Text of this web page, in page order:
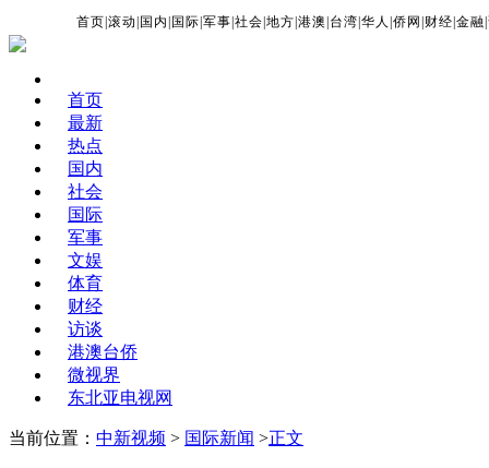
首页 |滚动 国内 国际 |军事 |社会 |地方 |港澳 台湾 |华人 |侨网 财经 |金融 |
首页
最新
热点
国内
社会
国际
军事
文娱
体育
财经
访谈
港澳台侨
微视界
东北亚电视网
当前位置： 中新视频 > 国际新闻 >正文